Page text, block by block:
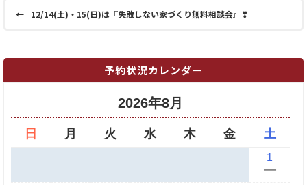
← 12/14(土)・15(日)は『失敗しない家づくり無料相談会』❣
予約状況カレンダー
2026年8月
日 月 火 水 木 金 土
1
ー